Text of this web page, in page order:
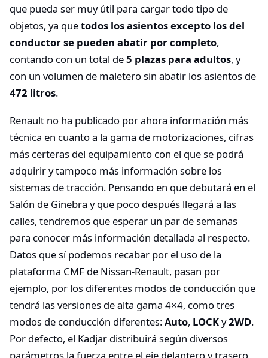
que pueda ser muy útil para cargar todo tipo de
objetos, ya quetodos los asientos excepto los del
conductor se pueden abatir por completo,
contando con un total de5 plazas para adultos, y
con un volumen de maletero sin abatir los asientos de
472 litros.
Renault no ha publicado por ahora información más
técnica en cuanto a la gama de motorizaciones, cifras
más certeras del equipamiento con el que se podrá
adquirir y tampoco más información sobre los
sistemas de tracción. Pensando en que debutará en el
Salón de Ginebra y que poco después llegará a las
calles, tendremos que esperar un par de semanas
para conocer más información detallada al respecto.
Datos que sí podemos recabar por el uso de la
plataforma CMF de Nissan-Renault, pasan por
ejemplo, por los diferentes modos de conducción que
tendrá las versiones de alta gama 4×4, como tres
modos de conducción diferentes:Auto, LOCKy2WD.
Por defecto, el Kadjar distribuirá según diversos